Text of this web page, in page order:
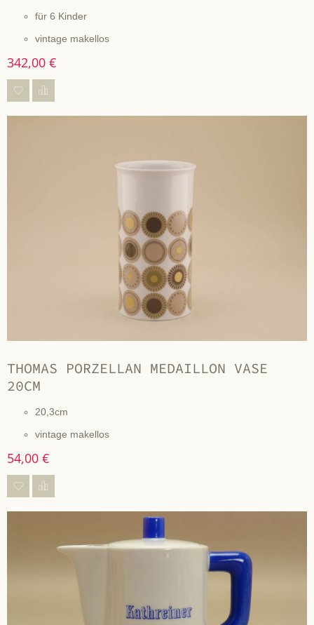
für 6 Kinder
vintage makellos
342,00 €
THOMAS PORZELLAN MEDAILLON VASE
20CM
20,3cm
vintage makellos
54,00 €